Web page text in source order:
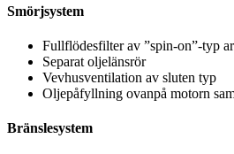
Smörjsystem
Fullflödesfilter av ”spin-on”-typ
Separat oljelänsrör
Vevhusventilation av sluten typ
Oljepåfyllning ovanpå motorn
Bränslesystem